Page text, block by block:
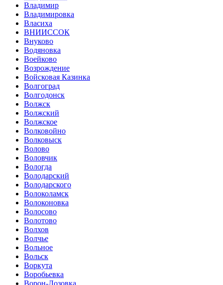
Владимир
Владимировка
Власиха
ВНИИССОК
Внуково
Водяновка
Воейково
Возрождение
Войсковая Казинка
Волгоград
Волгодонск
Волжск
Волжский
Волжское
Волковойно
Волковыск
Волово
Воловчик
Вологда
Володарский
Володарского
Волоколамск
Волоконовка
Волосово
Волотово
Волхов
Волчье
Вольное
Вольск
Воркута
Воробьевка
Ворон-Лозовка